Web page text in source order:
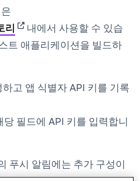
리 (opens in new tab)
내에서 사용할 수 있습
트 애플리케이션을 빌드하
하고 앱 식별자 API 키를 기록
당 필드에 API 키를 입력합니
푸시 알림에는 추가 구성이